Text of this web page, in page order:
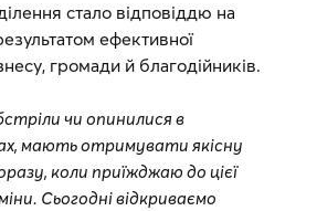
стало відповіддю на
ефективної
громади й благодійників.
чи опинилися в
мають отримувати якісну
коли приїжджаю до цієї
Сьогодні відкриваємо